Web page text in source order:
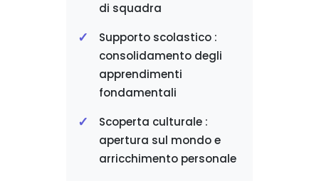
di squadra
Supporto scolastico :
consolidamento degli
apprendimenti
fondamentali
Scoperta culturale :
apertura sul mondo e
arricchimento personale